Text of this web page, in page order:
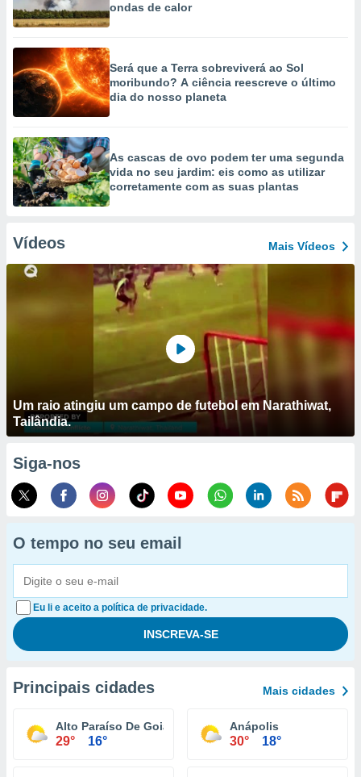
ondas de calor
Será que a Terra sobreviverá ao Sol
moribundo? A ciência reescreve o último
dia do nosso planeta
As cascas de ovo podem ter uma segunda
vida no seu jardim: eis como as utilizar
corretamente com as suas plantas
Vídeos Mais Vídeos
Um raio atingiu um campo de futebol em Narathiwat,
Tailândia.
Siga-nos
O tempo no seu email
Eu li e aceito a política de privacidade.
Principais cidades Mais cidades
Alto Paraíso De Goiás
29° 16°
Anápolis
30° 18°